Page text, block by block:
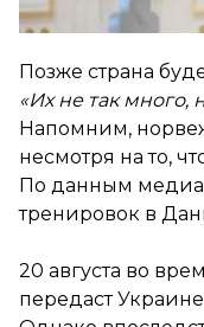
Позже страна
«Их не так
Напомним,
несмотря на то,
По данным медиа,
тренировок в
20 августа во
передаст